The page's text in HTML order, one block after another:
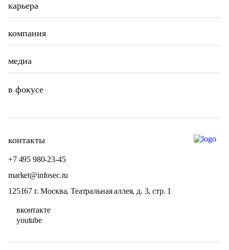
контакты
+7 495 980-23-45
market@infosec.ru
125167 г. Москва, Театральная аллея, д. 3, стр. 1
вконтакте
youtube
карьера
компания
в фокусе
медиа